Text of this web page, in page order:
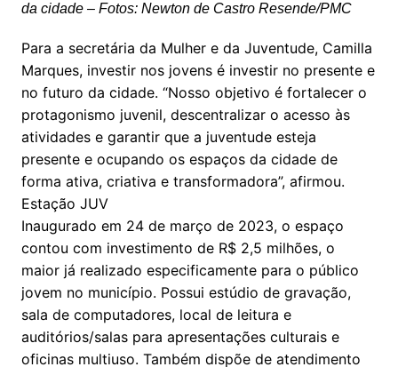
da cidade – Fotos: Newton de Castro Resende/PMC
Para a secretária da Mulher e da Juventude, Camilla
Marques, investir nos jovens é investir no presente e
no futuro da cidade. “Nosso objetivo é fortalecer o
protagonismo juvenil, descentralizar o acesso às
atividades e garantir que a juventude esteja
presente e ocupando os espaços da cidade de
forma ativa, criativa e transformadora”, afirmou.
Estação JUV
Inaugurado em 24 de março de 2023, o espaço
contou com investimento de R$ 2,5 milhões, o
maior já realizado especificamente para o público
jovem no município. Possui estúdio de gravação,
sala de computadores, local de leitura e
auditórios/salas para apresentações culturais e
oficinas multiuso. Também dispõe de atendimento